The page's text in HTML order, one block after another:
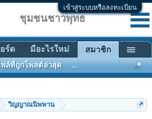
เข้าสู่ระบบหรือลงทะเบียน
วิญญาณนิพพาน
ชุมชนชาวพุทธ
ร์ด มีอะไรใหม่ สมาชิก
ฟล์ที่ถูกโพสต์ล่าสุด ...